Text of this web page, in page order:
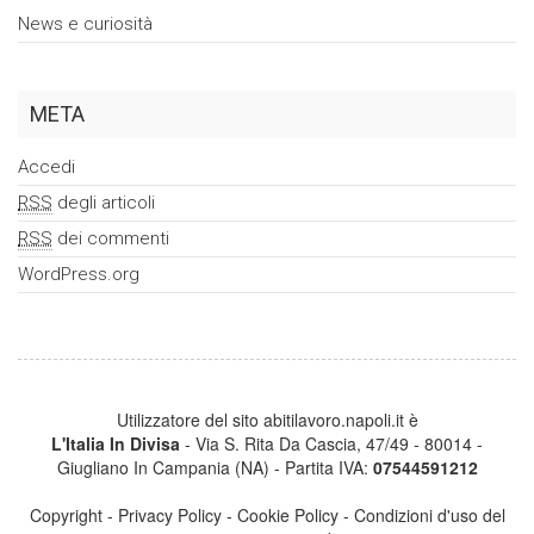
News e curiosità
META
Accedi
RSS degli articoli
RSS dei commenti
WordPress.org
Utilizzatore del sito abitilavoro.napoli.it è
L'Italia In Divisa - Via S. Rita Da Cascia, 47/49 - 80014 -
Giugliano In Campania (NA) - Partita IVA: 07544591212
Copyright- Privacy Policy- Cookie Policy- Condizioni d'uso del